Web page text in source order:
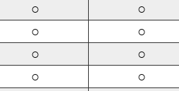
○ ○
○ ○
○ ○
○ ○